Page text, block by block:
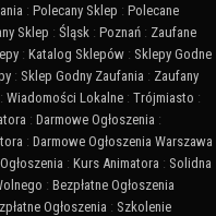
: Polecany Sklep : Polecane
Sklep : Śląsk : Poznań : Zaufane
: Katalog Sklepów : Sklepy Godne
: Sklep Godny Zaufania : Zaufany
: Wiadomości Lokalne : Trójmiasto :
: Darmowe Ogłoszenia :
: Darmowe Ogłoszenia Warszawa
Ogłoszenia : Kurs Animatora : Solidna
: Bezpłatne Ogłoszenia
Ogłoszenia : Szkolenie